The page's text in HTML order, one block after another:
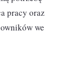
pracy oraz
we